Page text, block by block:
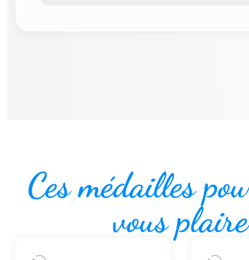
Ces médailles
vous plaire